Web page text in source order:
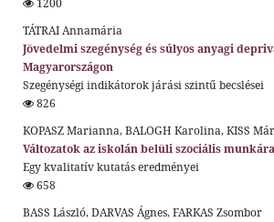
1200
TÁTRAI Annamária
Jövedelmi szegénység és súlyos anyagi
Magyarországon
Szegénységi indikátorok járási szintű becslései
826
KOPASZ Marianna, BALOGH Karolina, KISS
Változatok az iskolán belüli szociális munkára
Egy kvalitatív kutatás eredményei
658
BASS László, DARVAS Ágnes, FARKAS Zsombor